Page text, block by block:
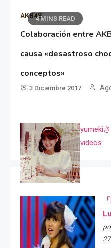
4 MINS READ
AKB48
Colaboración entre
causa «desastroso
conceptos»
3 Diciembre 2017
yumeki
videos